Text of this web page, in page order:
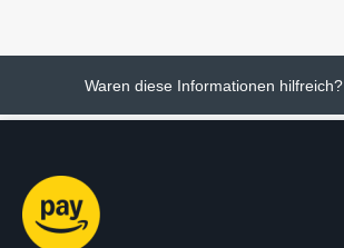
Waren diese Informationen hilfreich?